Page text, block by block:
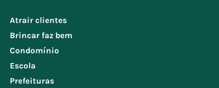
Atrair clientes
Brincar faz bem
Condomínio
Escola
Prefeituras